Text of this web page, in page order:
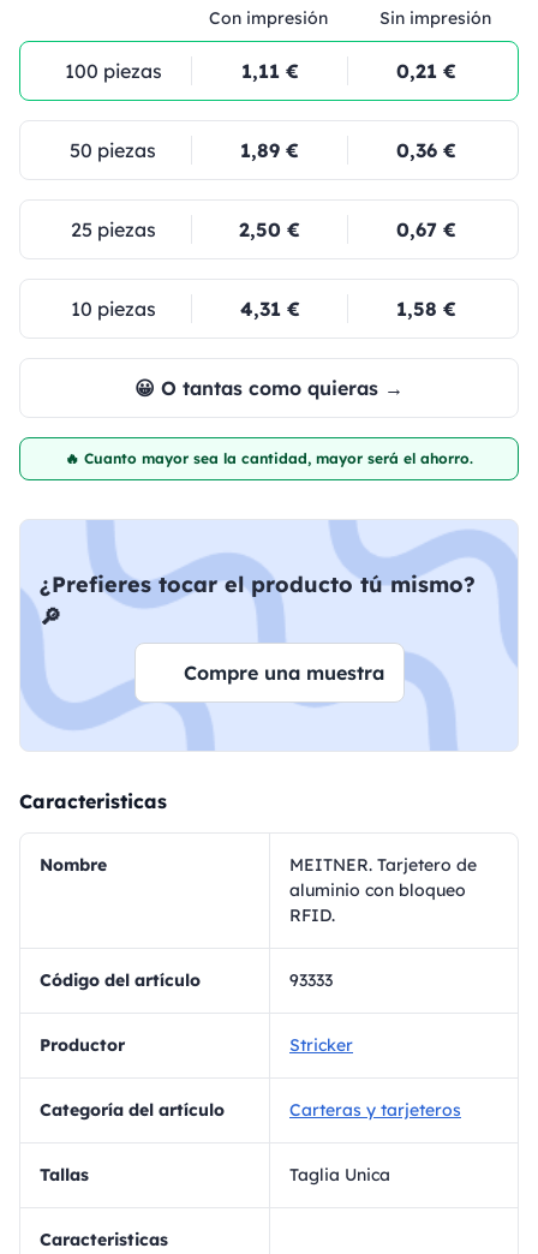
Con impresión Sin impresión
100 piezas 1,11 € 0,21 €
50 piezas 1,89 € 0,36 €
25 piezas 2,50 € 0,67 €
10 piezas 4,31 € 1,58 €
😀 O tantas como quieras →
🔥 Cuanto mayor sea la cantidad, mayor será el ahorro.
¿Prefieres tocar el producto tú mismo?
🔎
Compre una muestra
Caracteristicas
Nombre
MEITNER. Tarjetero de
aluminio con bloqueo
RFID.
Código del artículo 93333
Productor Stricker
Categoría del artículo Carteras y tarjeteros
Tallas Taglia Unica
Caracteristicas